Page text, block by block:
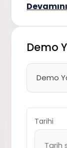
Demo
Tarihi